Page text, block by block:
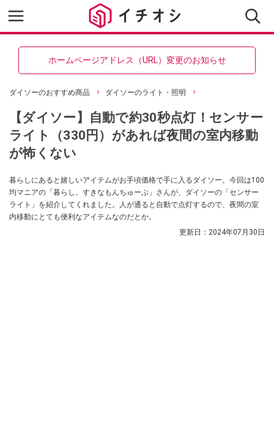
ホームページアドレス（URL）変更のお知らせ
ダイソーのおすすめ商品 ダイソーのライト・照明
【ダイソー】自動で約30秒点灯！センサー
ライト（330円）があれば夜間の室内移動
が怖くない
暮らしにあると嬉しいアイテムがお手頃価格で手に入るダイソー。今回は100
均マニアの「暮らし。すきなもんちゅーぶ」さんが、ダイソーの「センサー
ライト」を紹介してくれました。人が通ると自動で点灯するので、夜間の室
内移動にとても便利なアイテムなのだとか。
更新日： 2024年07月30日